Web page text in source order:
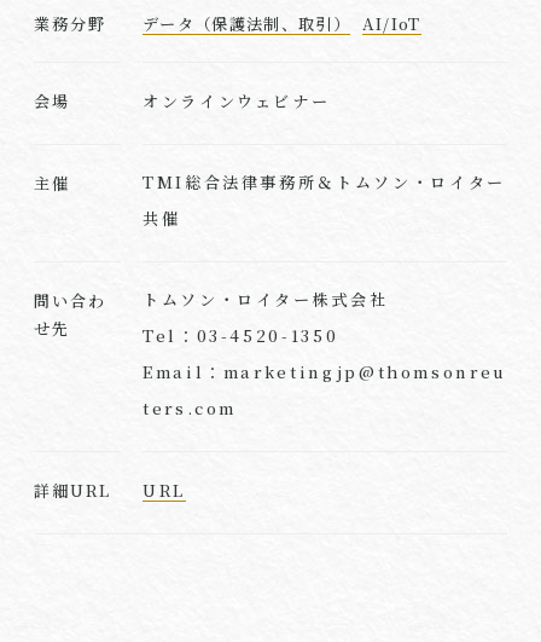
業務分野 データ（保護法制、取引） AI/IoT
会場 オンラインウェビナー
主催
TMI総合法律事務所＆トムソン・ロイター
共催
問い合わ
せ先
トムソン・ロイター株式会社
Tel：03-4520-1350
Email：marketingjp@thomsonreu
ters.com
詳細URL URL